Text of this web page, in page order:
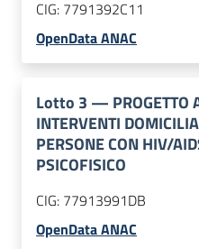
CIG: 7791392C11
OpenData ANAC
Lotto 3 — PROGETTO
INTERVENTI
PERSONE CON HIV/
PSICOFISICO
CIG: 77913991DB
OpenData ANAC